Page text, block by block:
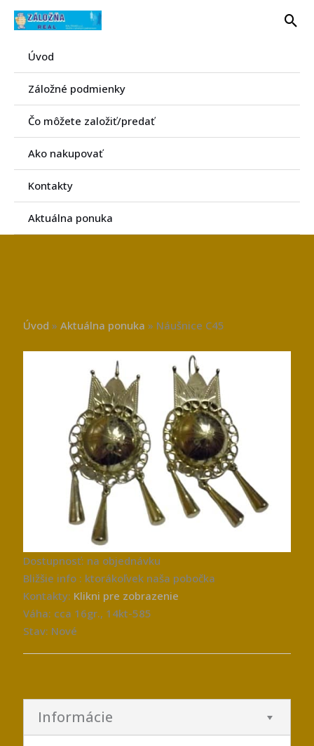
Preskočiť
Úvod
Záložné podmienky
Čo môžete založiť/predať
Ako nakupovať
Kontakty
Aktuálna ponuka
Úvod »Aktuálna ponuka » Náušnice C45
Dostupnosť: na objednávku
Bližšie info : ktorákoľvek naša pobočka
Kontakty: Klikni pre zobrazenie
Váha: cca 16gr., 14kt-585
Stav: Nové
Informácie